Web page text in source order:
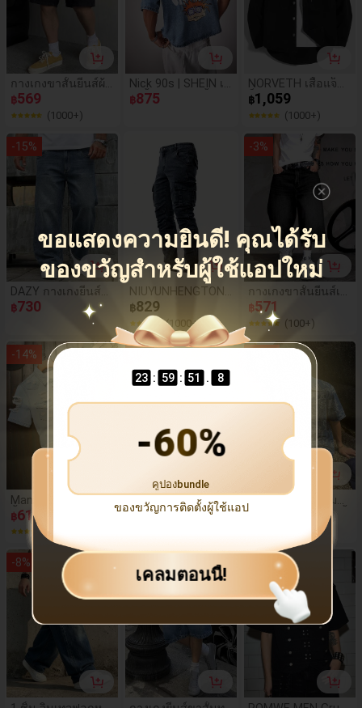
ขอแสดงความยินดี! คุณได้รับ
ของขวัญสำหรับผู้ใช้แอปใหม่
23 : 59 : 50 . 3
-60%
คูปองbundle
ของขวัญการติดตั้งผู้ใช้แอป
เคลมตอนนี้!
กางเกงขาสั้นยีนส์ผ้า
ฝ้ายไม่ยืดหยุ่นแบบห
ลวมสบายสำหรับผู้ช
ายในฤดูร้อนพร้อมก
ระเป๋า
฿569
(1000+)
Nick 90s | SHEIN เสื้
อเชิ้ตยีนส์แขนสั้นพิม
พ์ลายการ์ตูนตลกสำ
จำวัน, ฤดูร้อน
฿875
NORVETH เสื้อแจ็คเ
ก็ตยีนส์มีฮู้ดพร้อมกร
ะเป๋าปะผ้าฝ้ายสำหรั
บผู้ชาย ไม่มีเสื้อยืด, C
ouple Things
฿1,059
(1000+)
-15%
DAZY กางเกงยีนส์ผู้
ชายไซส์ใหญ่ ขาตรง
ซักฟอกขาด มีกระเป๋
฿730
NIUYUNHENGTONG
กางเกงยีนส์ลำลองจี
บกระเป๋าคาร์โก้แฟชั่
นผู้ชาย
฿829
(1000+)
-3%
กางเกงขาสั้นยีนส์เบ
อร์มิวดาทรงหลวมขา
บาน สไตล์ Y2K ลำล
อง เหมาะสำหรับเดิน
ในเมือง ออกไปเที่ยว
กิจกรรมกลางแจ้งกับ
ครอบครัว และสตรีท
฿571
(100+)
-14%
Manfinity Homme เ
สื้อเชิ้ตแขนสั้นยีนส์ผ่
าเก่าของผู้ชายแบบเ
ป็นกันเอง
฿610
(1000+)
เสื้อแจ็คเก็ตยีนส์บุข
นเทดดี้แขนยาวคอป
ฤดูหนาว
1,333
DAZY ชุดสูทเดนิมสำ
หรับผู้ชายฤดูร้อน เสื้
อแขนสั้นลายดอกไม้
แจ็คการ์ดจับคู่กับกา
งเกงขาสั้น
-8%